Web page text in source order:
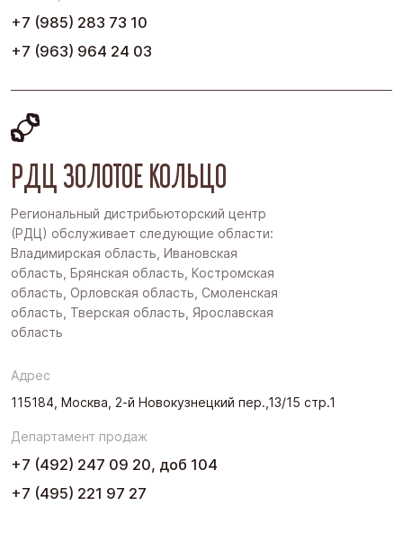
+7 (985) 283 73 10
+7 (963) 964 24 03
РДЦ ЗОЛОТОЕ КОЛЬЦО
Региональный дистрибьюторский центр
(РДЦ) обслуживает следующие области:
Владимирская область, Ивановская
область, Брянская область, Костромская
область, Орловская область, Смоленская
область, Тверская область, Ярославская
область
Адрес
115184, Москва, 2-й Новокузнецкий пер.,13/15 стр.1
Департамент продаж
+7 (492) 247 09 20, доб 104
+7 (495) 221 97 27